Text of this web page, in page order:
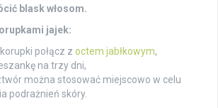
blask włosom.
jajek:
połącz z octem jabłkowym,
na trzy dni,
można stosować miejscowo w celu
podrażnień skóry.